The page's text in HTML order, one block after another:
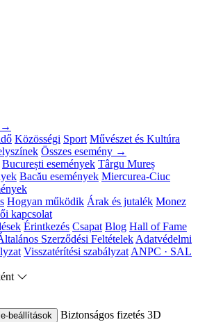
→
Közösségi Sport Művészet és Kultúra
Összes esemény →
București események Târgu Mureș
Bacău események Miercurea-Ciuc
Hogyan működik Árak és jutalék Monez
kapcsolat
Érintkezés Csapat Blog Hall of Fame
Szerződési Feltételek Adatvédelmi
Visszatérítési szabályzat ANPC · SAL
beállítások Biztonságos fizetés 3D